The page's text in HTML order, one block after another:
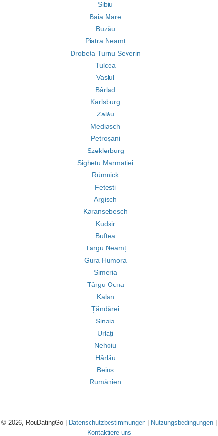
Sibiu
Baia Mare
Buzău
Piatra Neamț
Drobeta Turnu Severin
Tulcea
Vaslui
Bârlad
Karlsburg
Zalău
Mediasch
Petroșani
Szeklerburg
Sighetu Marmației
Rümnick
Fetesti
Argisch
Karansebesch
Kudsir
Buftea
Târgu Neamț
Gura Humora
Simeria
Târgu Ocna
Kalan
Țăndărei
Sinaia
Urlați
Nehoiu
Hârlău
Beiuș
Rumänien
© 2026, RouDatingGo | Datenschutzbestimmungen Nutzungsbedingungen
Kontaktiere uns